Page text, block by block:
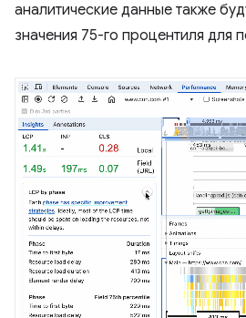
аналитические данные также
значения 75-го процентиля для